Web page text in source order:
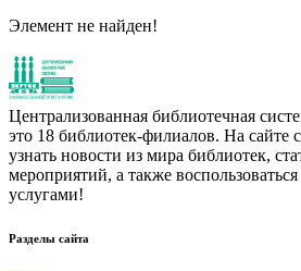
Элемент не найден!
Централизованная библиотечная
это 18 библиотек-филиалов. На сайте
узнать новости из мира библиотек,
мероприятий, а также
услугами!
Разделы сайта